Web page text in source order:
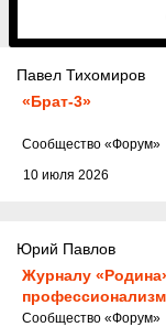
Павел Тихомиров
«Брат-3»
10 июля 2026
Cообщество «Форум»
Юрий Павлов
Журналу
Cообщество «Форум»